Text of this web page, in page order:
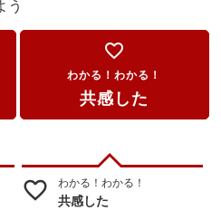
う
favorite_border
わかる！わかる！
共感した
favorite_border わかる！わかる！
共感した